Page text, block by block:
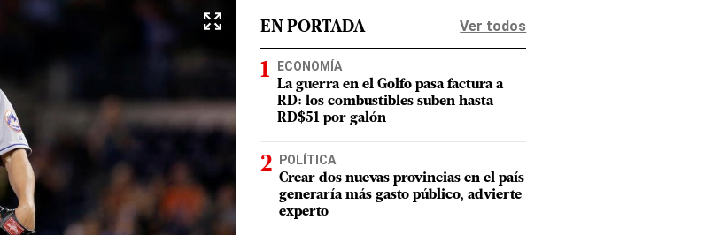
EN PORTADA Ver todos
ECONOMÍA
La guerra en el Golfo pasa factura a
RD: los combustibles suben hasta
RD$51 por galón
POLÍTICA
Crear dos nuevas provincias en el país
generaría más gasto público, advierte
experto